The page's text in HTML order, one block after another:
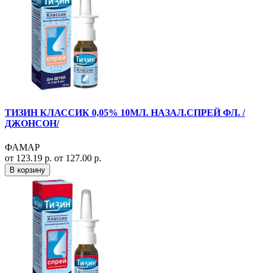
ТИЗИН КЛАССИК 0,05% 10МЛ. НАЗАЛ.СПРЕЙ ФЛ. /
ДЖОНСОН/
ФАМАР
от 123.19 р. от 127.00 р.
В корзину